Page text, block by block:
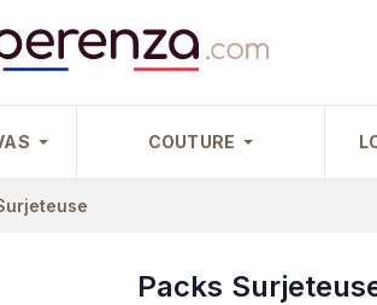
COUTURE
Packs